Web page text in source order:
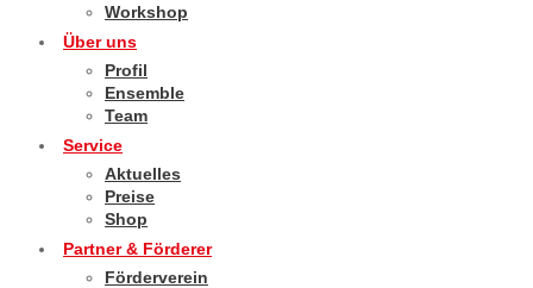
Workshop
Über uns
Profil
Ensemble
Team
Service
Aktuelles
Preise
Shop
Partner & Förderer
Förderverein